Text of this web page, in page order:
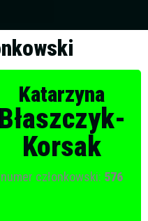
Katarzyna
Błaszczyk-
Korsak
numer członkowski: 576